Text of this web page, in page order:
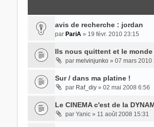
avis de recherche : jordan
par PariA» 19 févr. 2010 23:15
Ils nous quittent et le
par melvinjunko» 07 mars 2010
Sur / dans ma platine !
par Raf_diy» 02 mai 2008 6:56
Le CINEMA c'est de la
par Yanic» 11 août 2008 15:31